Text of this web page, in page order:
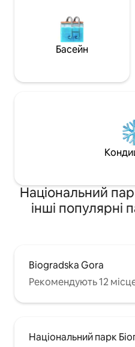
Басейн
Національний
інші популярні
Biogradska Gora
Рекомендують 12
Національний парк